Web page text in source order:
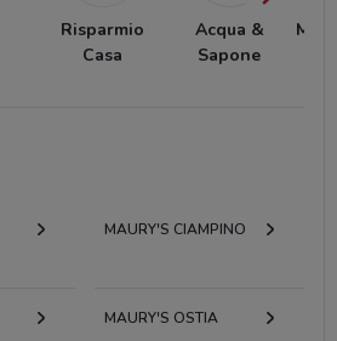
Risparmio
Casa
Acqua &
Sapone
Mac
MAURY'S CIAMPINO
MAURY'S OSTIA